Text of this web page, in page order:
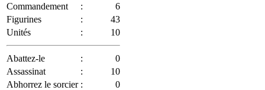
Commandement
:
6
Figurines
:
43
Unités
: 10
Abattez-le :
0
Assassinat
:
10
Abhorrez le sorcier :
0